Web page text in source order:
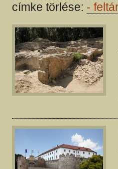
címke törlése: -